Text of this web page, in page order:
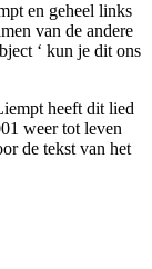
en geheel links
van de andere
‘ kun je dit ons
heeft dit lied
weer tot leven
de tekst van het